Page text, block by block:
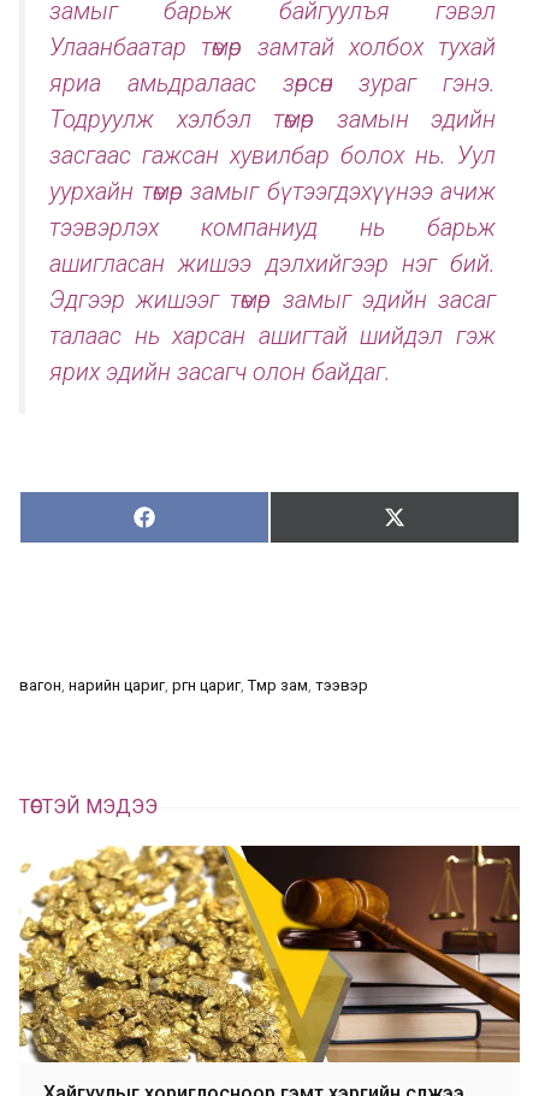
замыг барьж байгуулъя гэвэл
Улаанбаатар төмөр замтай холбох тухай
яриа амьдралаас зөрсөн зураг гэнэ.
Тодруулж хэлбэл төмөр замын эдийн
засгаас гажсан хувилбар болох нь. Уул
уурхайн төмөр замыг бүтээгдэхүүнээ ачиж
тээвэрлэх компаниуд нь барьж
ашигласан жишээ дэлхийгээр нэг бий.
Эдгээр жишээг төмөр замыг эдийн засаг
талаас нь харсан ашигтай шийдэл гэж
ярих эдийн засагч олон байдаг.
Хуваалцах:
Х
у
х
Түгээх:
Т
вагон, нарийн цариг, өргөн цариг, Төмөр зам, тээвэр
ТӨСТЭЙ МЭДЭЭ